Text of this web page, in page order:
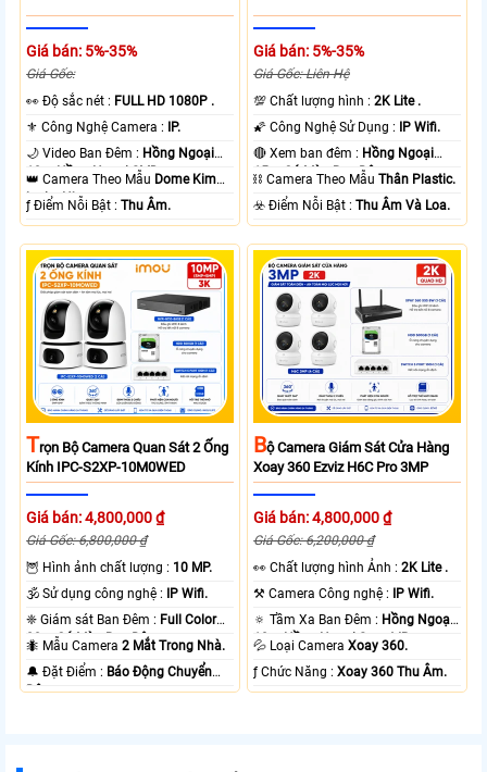
Giá bán: 5%-35%
Giá Gốc:
️👀 Độ sắc nét : FULL HD 1080P .
⚜️ Công Nghệ Camera :
IP.
🌙 Video Ban Đêm : Hồng Ngoại
10m Hồng Ngoại SMD.
👑 Camera Theo Mẫu Dome Kim
loại + Nhựa.
️ƒ Điểm Nỗi Bật :Thu Âm.
Giá bán: 5%-35%
Giá Gốc: Liên Hệ
💯 Chất lượng hình :2K Lite .
🌠 Công Nghệ Sử Dụng :
IP Wifi.
🔴 Xem ban đêm : Hồng Ngoại
15m Có Màu Ban Ðêm.
⛓ Camera Theo MẫuThân Plastic.
️☣️ Điểm Nỗi Bật :Thu Âm Và Loa.
TRọn Bộ Camera Quan Sát 2 Ống
Kính IPC-S2XP-10M0WED
Giá bán: 4,800,000 ₫
Giá Gốc: 6,800,000 ₫
🦉 Hình ảnh chất lượng : 10 MP.
🕉️ Sử dụng công nghệ : IP Wifi.
❈ Giám sát Ban Đêm : Full Color
20m Có Màu Ban Ðêm.
🐜 Mẫu Camera2 Mắt Trong Nhà.
️🔔 Đặt Điểm : Báo Động Chuyển
Động.
BỘ Camera Giám Sát Cửa Hàng
Xoay 360 Ezviz H6C Pro 3MP
Giá bán: 4,800,000 ₫
Giá Gốc: 6,200,000 ₫
️👀 Chất lượng hình Ảnh :2K Lite .
⚒ Camera Công nghệ : IP Wifi.
🔅 Tầm Xa Ban Đêm : Hồng Ngoại
10m Hồng Ngoại Smart IR.
💦 Loại CameraXoay 360.
️ƒ Chức Năng :Xoay 360 Thu Âm.